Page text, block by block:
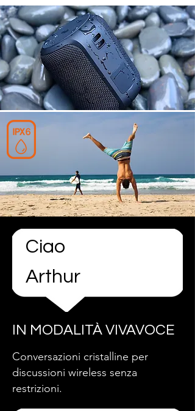
Ciao
Arthur
IN MODALITÀ VIVAVOCE
Conversazioni cristalline per
discussioni wireless senza
restrizioni.